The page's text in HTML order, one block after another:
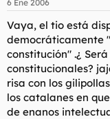
6 Ene 2006
Vaya, el tio está
democráticamente
constitución" .¿
constitucionales?
risa con los
los catalanes en
de enanos